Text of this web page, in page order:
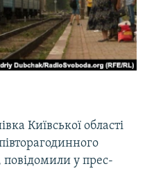
Київської області
повідомили у прес-